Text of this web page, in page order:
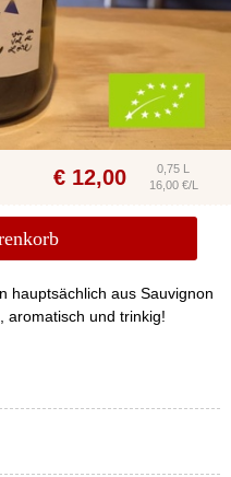
€ 12,00
0,75 L
16,00 €/L
hauptsächlich aus Sauvignon
aromatisch und trinkig!